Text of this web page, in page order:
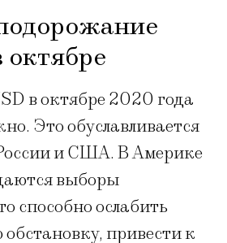
октябре
в октябре 2020 года
Это обуславливается
и США. В Америке
выборы
способно ослабить
привести к